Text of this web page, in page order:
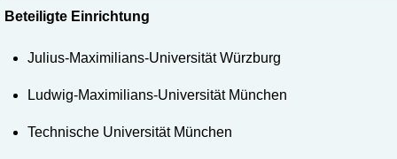
Beteiligte Einrichtung
Julius-Maximilians-Universität Würzburg
Ludwig-Maximilians-Universität München
Technische Universität München